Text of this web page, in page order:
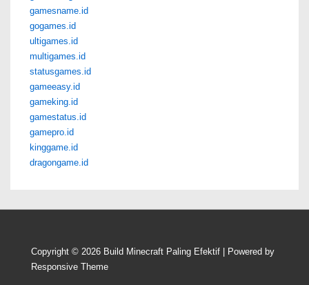
gamesname.id
gogames.id
ultigames.id
multigames.id
statusgames.id
gameeasy.id
gameking.id
gamestatus.id
gamepro.id
kinggame.id
dragongame.id
Copyright © 2026 Build Minecraft Paling Efektif
| Powered by
Responsive Theme